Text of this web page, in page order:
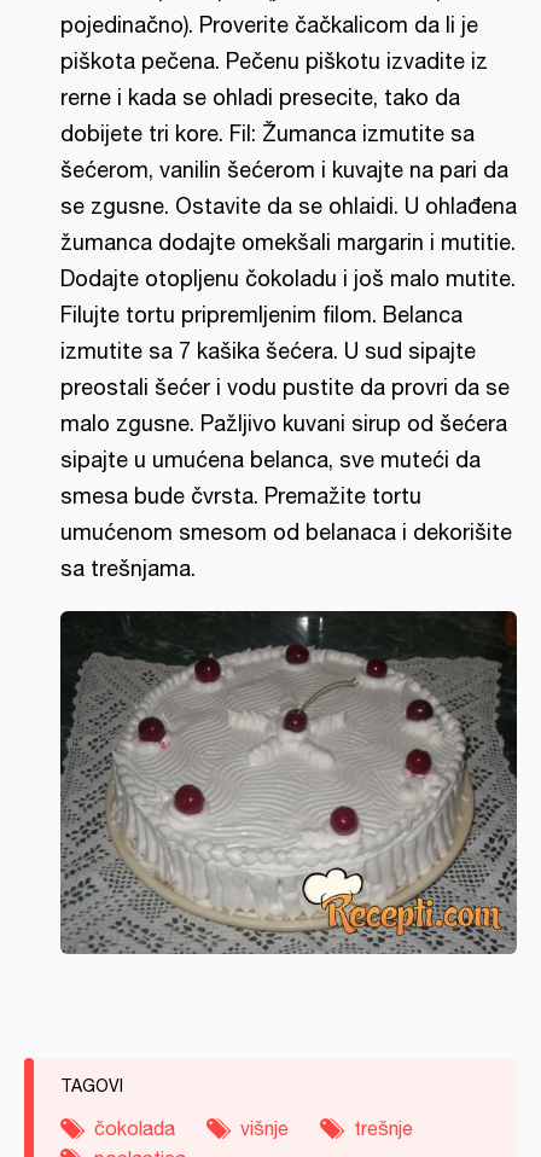
pojedinačno). Proverite čačkalicom da li je
piškota pečena. Pečenu piškotu izvadite iz
rerne i kada se ohladi presecite, tako da
dobijete tri kore. Fil: Žumanca izmutite sa
šećerom, vanilin šećerom i kuvajte na pari da
se zgusne. Ostavite da se ohlaidi. U ohlađena
žumanca dodajte omekšali margarin i mutitie.
Dodajte otopljenu čokoladu i još malo mutite.
Filujte tortu pripremljenim filom. Belanca
izmutite sa 7 kašika šećera. U sud sipajte
preostali šećer i vodu pustite da provri da se
malo zgusne. Pažljivo kuvani sirup od šećera
sipajte u umućena belanca, sve muteći da
smesa bude čvrsta. Premažite tortu
umućenom smesom od belanaca i dekorišite
sa trešnjama.
TAGOVI
čokolada višnje
trešnje